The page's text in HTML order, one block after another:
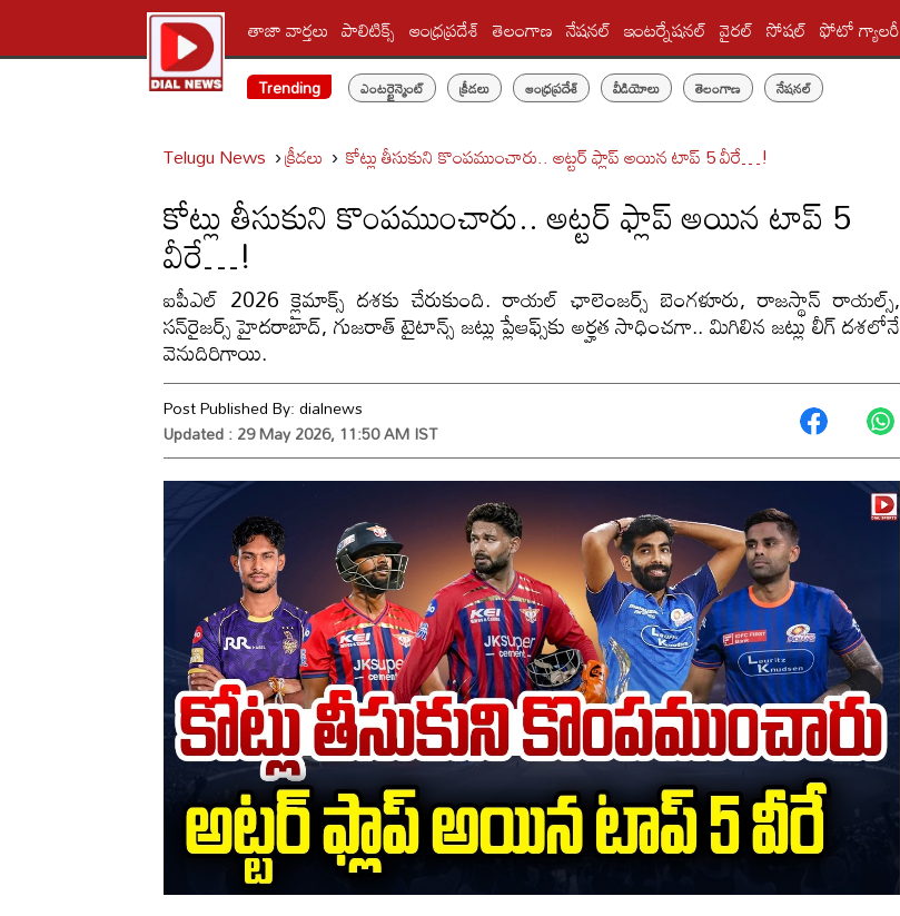
తాజా వార్తలు పాలిటిక్స్‌ ఆంధ్రప్రదేశ్ తెలంగాణ నేషనల్ ఇంటర్నేషనల్ వైరల్ సోషల్ ఫోటో గ్యాలరీ
Trending
ఎంటర్టైన్మెంట్ క్రీడలు ఆంధ్రప్రదేశ్ వీడియోలు తెలంగాణ నేషనల్
Telugu News క్రీడలు కోట్లు తీసుకుని కొంపముంచారు.. అట్టర్ ఫ్లాప్ అయిన టాప్ 5 వీరే…!
కోట్లు తీసుకుని కొంపముంచారు.. అట్టర్ ఫ్లాప్ అయిన టాప్ 5
వీరే…!
ఐపీఎల్ 2026 క్లైమాక్స్ దశకు చేరుకుంది. రాయల్ ఛాలెంజర్స్ బెంగళూరు, రాజస్థాన్ రాయల్స్,
సన్‌రైజర్స్ హైదరాబాద్, గుజరాత్ టైటాన్స్ జట్లు ప్లేఆఫ్స్‌కు అర్హత సాధించగా.. మిగిలిన జట్లు లీగ్ దశలోనే
వెనుదిరిగాయి.
Post Published By:dialnews
Updated : 29 May 2026, 11:50 AM IST